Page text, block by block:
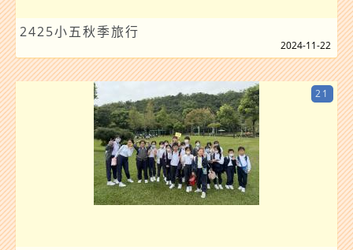
2425小五秋季旅行
2024-11-22
21